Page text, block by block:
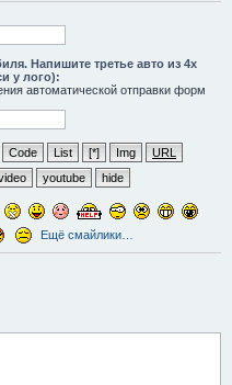
Напишите третье авто из 4х
у лого):
автоматической отправки форм
Code List [*] Img
URL
youtube hide
Ещё смайлики…